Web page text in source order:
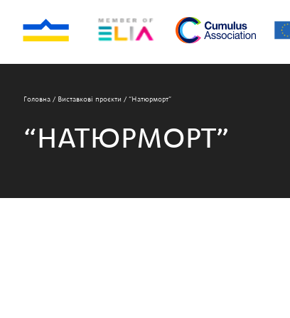
Головна / Виставкові проєкти / “Натюрморт”
“НАТЮРМОРТ”